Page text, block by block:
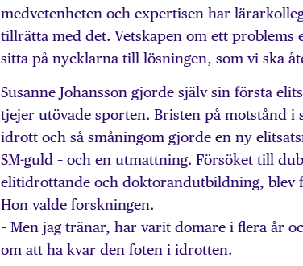
medvetenheten och expertisen har
tillrätta med det. Vetskapen om ett problems
sitta på nycklarna till lösningen, som vi ska
Susanne Johansson gjorde själv sin första
tjejer utövade sporten. Bristen på motstånd
idrott och så småningom gjorde en ny
SM-guld – och en utmattning. Försöket till
elitidrottande och doktorandutbildning, blev
Hon valde forskningen.
– Men jag tränar, har varit domare i flera år
om att ha kvar den foten i idrotten.